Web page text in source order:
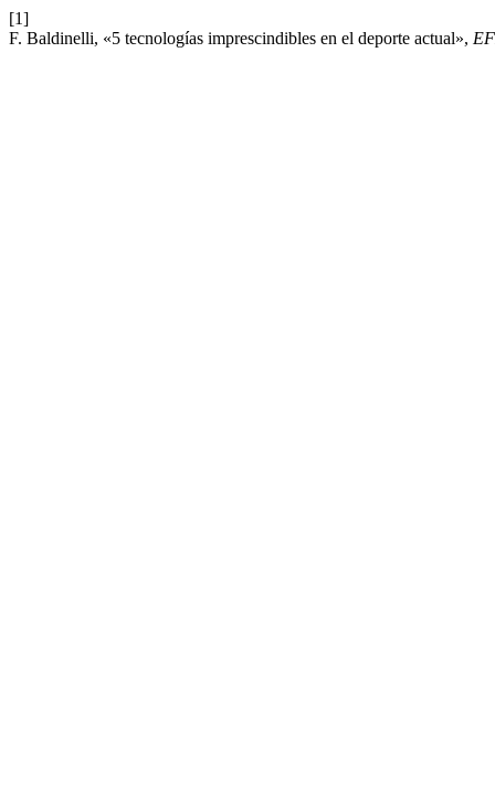
[1]
F. Baldinelli, «5 tecnologías imprescindibles en el deporte actual»,